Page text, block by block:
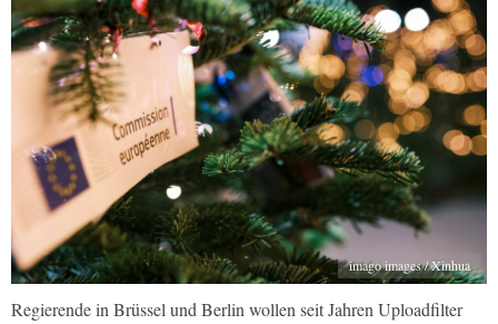
imago images / Xinhua
Regierende in Brüssel und Berlin wollen seit Jahren Uploadfilter